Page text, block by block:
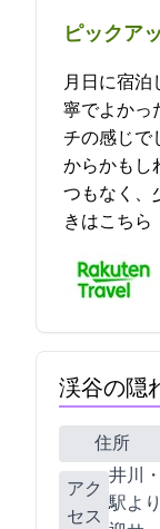
ピックア
5月16日に
寧でよかっ
チの感じで
からかもし
つもなく、少し
きはこちら
渓谷の隠
住所
アク
セス
井川
駅よ